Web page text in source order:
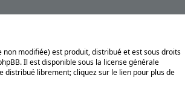
non modifiée) est produit, distribué et est sous droits
. Il est disponible sous la license générale
distribué librement; cliquez sur le lien pour plus de